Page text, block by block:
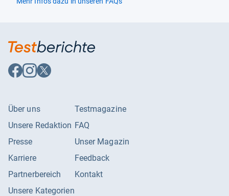
Auf
Facebook
Auf
Instagram
Auf
X
Über uns
Unsere Redaktion
Presse
Karriere
Partnerbereich
Unsere Kategorien
Testmagazine
FAQ
Unser Magazin
Feedback
Kontakt